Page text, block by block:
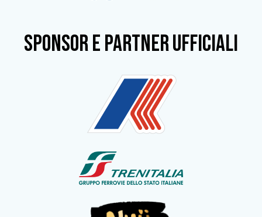
SPONSOR e partner ufficiali